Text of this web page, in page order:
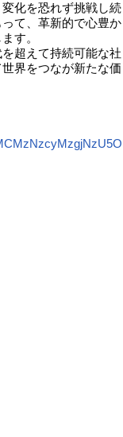
化を恐れず挑戦し続
て、革新的で心豊か
す。
超えて持続可能な社
界をつなが新たな価